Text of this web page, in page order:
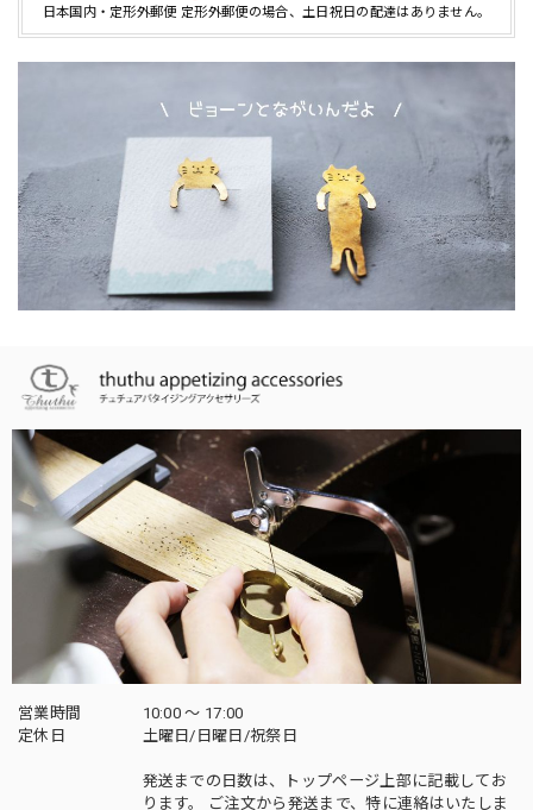
日本国内・定形外郵便 定形外郵便の場合、土日祝日の配達はありません。
営業時間
10:00 〜 17:00
定休日
土曜日/日曜日/祝祭日
発送までの日数は、トップページ上部に記載してお
ります。 ご注文から発送まで、特に連絡はいたしま